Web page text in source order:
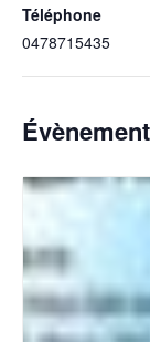
Téléphone
0478715435